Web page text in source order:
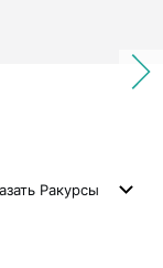
Ракурсы